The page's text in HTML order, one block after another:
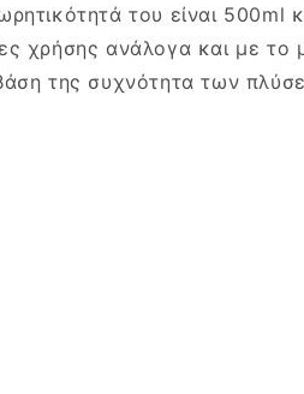
του είναι 500ml
χρήσης ανάλογα και με το
της συχνότητα των